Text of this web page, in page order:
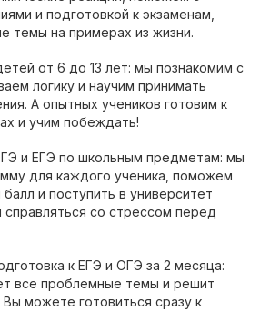
и подготовкой к экзаменам,
темы на примерах из жизни.
от 6 до 13 лет: мы познакомим с
логику и научим принимать
А опытных учеников готовим к
и учим побеждать!
и ЕГЭ по школьным предметам: мы
для каждого ученика, поможем
и поступить в университет
со стрессом перед
к ЕГЭ и ОГЭ за 2 месяца:
все проблемные темы и решит
можете готовиться сразу к